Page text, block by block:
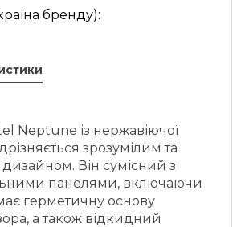
бренду):
Neptune із нержавіючої
зрозумілим та
Він сумісний з
панелями, включаючи
герметичну основу
а також відкидний